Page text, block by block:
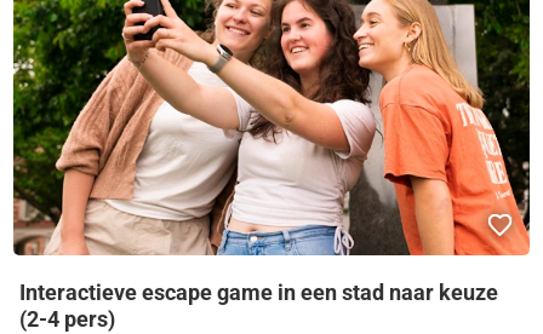
Interactieve escape game in een stad naar keuze
(2-4 pers)